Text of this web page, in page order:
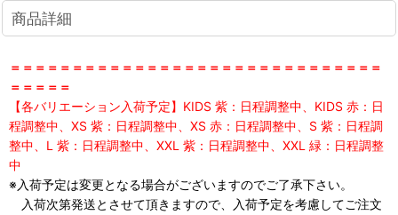
商品詳細
＝＝＝＝＝＝＝＝＝＝＝＝＝＝＝＝＝＝＝＝＝＝＝＝＝＝＝＝＝＝
＝＝＝＝＝
【各バリエーション入荷予定】KIDS 紫：日程調整中、KIDS 赤：日
程調整中、XS 紫：日程調整中、XS 赤：日程調整中、S 紫：日程調
整中、L 紫：日程調整中、XXL 紫：日程調整中、XXL 緑：日程調整
中
※入荷予定は変更となる場合がございますのでご了承下さい。
入荷次第発送とさせて頂きますので、入荷予定を考慮してご注文